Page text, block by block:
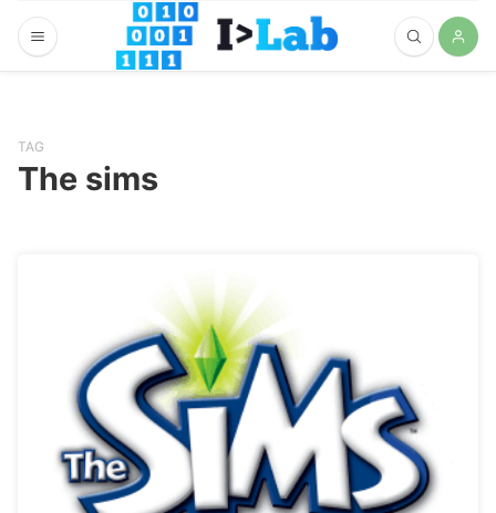
TAG
The sims